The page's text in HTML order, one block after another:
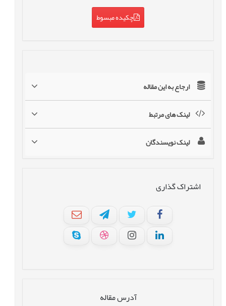
چکیده مبسوط
ارجاع به این مقاله
لینک های مرتبط
لینک نویسندگان
اشتراک گذاری
آدرس مقاله